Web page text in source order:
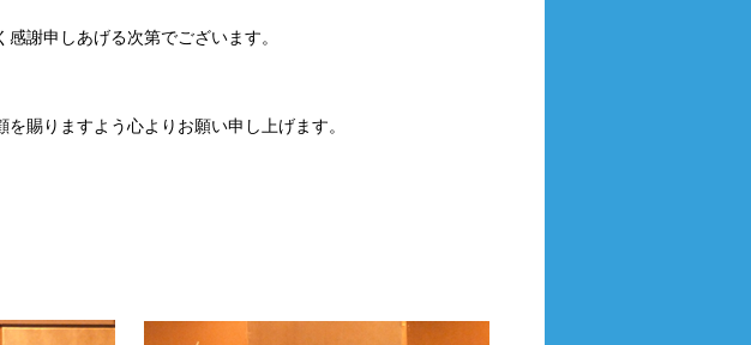
謝申しあげる次第でございます。
賜りますよう心よりお願い申し上げます。